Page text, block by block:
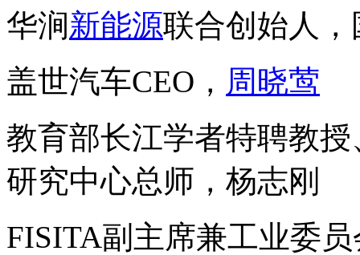
华涧新能源联合创始人
盖世汽车CEO， 周晓莺
教育部长江学者特聘教
研究中心总师，杨志刚
FISITA副主席兼工业委